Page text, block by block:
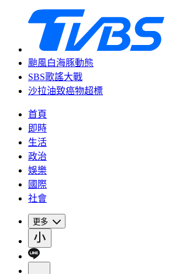
颱風白海豚動態
SBS歌謠大戰
沙拉油致癌物超標
首頁
即時
生活
政治
娛樂
國際
社會
更多